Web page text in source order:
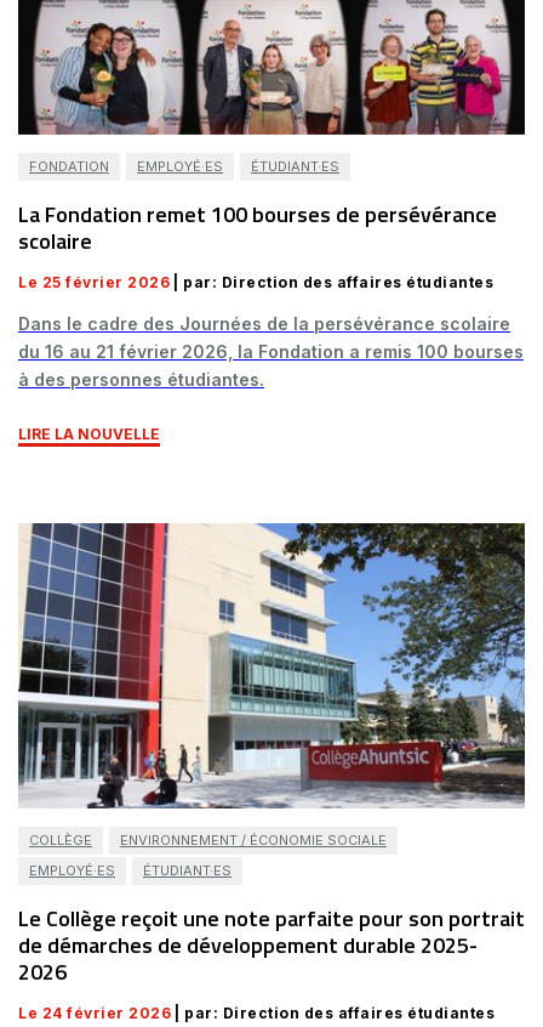
FONDATION EMPLOYÉ·ES ÉTUDIANT·ES
La Fondation remet 100 bourses de persévérance
scolaire
Le 25 février 2026 | par: Direction des affaires étudiantes
Dans le cadre des Journées de la persévérance scolaire
du 16 au 21 février 2026, la Fondation a remis 100 bourses
à des personnes étudiantes.
LIRE LA NOUVELLE
COLLÈGE
ENVIRONNEMENT / ÉCONOMIE SOCIALE
EMPLOYÉ·ES
ÉTUDIANT·ES
Le Collège reçoit une note parfaite pour son portrait
de démarches de développement durable 2025-
2026
Le 24 février 2026 | par: Direction des affaires étudiantes